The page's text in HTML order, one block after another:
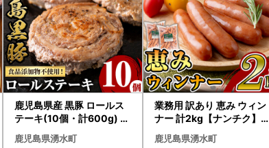
鹿児島県産 黒豚 ロールス
テーキ(10個・計600g) 【
さつま屋産業】_y419
鹿児島県湧水町
業務用 訳あり 恵み ウィン
ナー 計2kg【ナンチク】_y
435
鹿児島県湧水町